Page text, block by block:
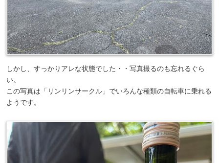
しかし、すっかりアレな状態でした・・写真撮るのも忘れるぐら
い。
この写真は「リンリンサークル」でいろんな種類の自転車に乗れる
ようです。